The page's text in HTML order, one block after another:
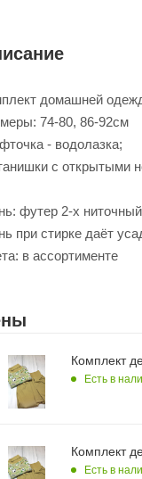
домашней
74-80, 86-92см
- водолазка;
с открытыми
футер 2-х
при стирке даёт
в ассортименте
Комплект
Есть в
Комплект
Есть в